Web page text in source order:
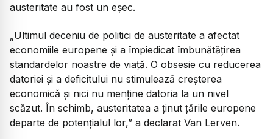
austeritate au fost un eșec.
„Ultimul deceniu de politici de austeritate a afectat
economiile europene și a împiedicat îmbunătățirea
standardelor noastre de viață. O obsesie cu reducerea
datoriei și a deficitului nu stimulează creșterea
economică și nici nu menține datoria la un nivel
scăzut. În schimb, austeritatea a ținut țările europene
departe de potențialul lor,” a declarat Van Lerven.